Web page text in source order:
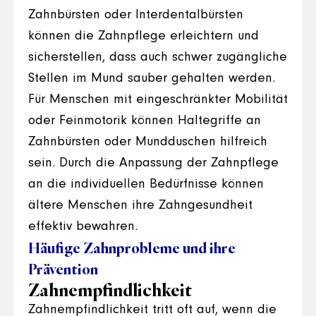
Zahnbürsten oder Interdentalbürsten
können die Zahnpflege erleichtern und
sicherstellen, dass auch schwer zugängliche
Stellen im Mund sauber gehalten werden.
Für Menschen mit eingeschränkter Mobilität
oder Feinmotorik können Haltegriffe an
Zahnbürsten oder Mundduschen hilfreich
sein. Durch die Anpassung der Zahnpflege
an die individuellen Bedürfnisse können
ältere Menschen ihre Zahngesundheit
effektiv bewahren.
Häufige Zahnprobleme und ihre
Prävention
Zahnempfindlichkeit
Zahnempfindlichkeit tritt oft auf, wenn die